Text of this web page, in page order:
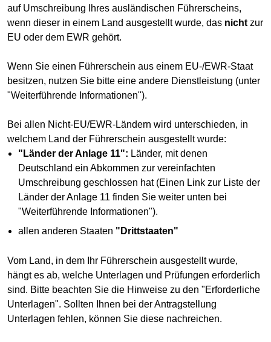
auf Umschreibung Ihres ausländischen Führerscheins,
wenn dieser in einem Land ausgestellt wurde, das nicht zur
EU oder dem EWR gehört.
Wenn Sie einen Führerschein aus einem EU-/EWR-Staat
besitzen, nutzen Sie bitte eine andere Dienstleistung (unter
"Weiterführende Informationen").
Bei allen Nicht-EU/EWR-Ländern wird unterschieden, in
welchem Land der Führerschein ausgestellt wurde:
"Länder der Anlage 11": Länder, mit denen
Deutschland ein Abkommen zur vereinfachten
Umschreibung geschlossen hat (Einen Link zur Liste der
Länder der Anlage 11 finden Sie weiter unten bei
"Weiterführende Informationen").
allen anderen Staaten "Drittstaaten"
Vom Land, in dem Ihr Führerschein ausgestellt wurde,
hängt es ab, welche Unterlagen und Prüfungen erforderlich
sind. Bitte beachten Sie die Hinweise zu den "Erforderliche
Unterlagen". Sollten Ihnen bei der Antragstellung
Unterlagen fehlen, können Sie diese nachreichen.